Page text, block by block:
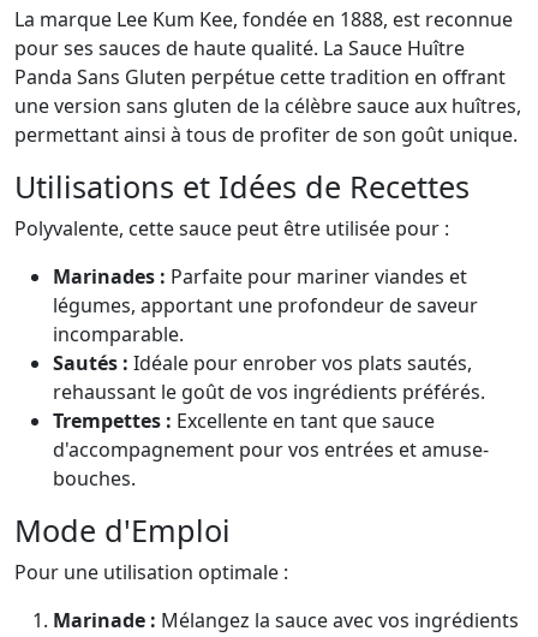
La marque Lee Kum Kee, fondée en 1888, est reconnue
pour ses sauces de haute qualité. La Sauce Huître
Panda Sans Gluten perpétue cette tradition en offrant
une version sans gluten de la célèbre sauce aux huîtres,
permettant ainsi à tous de profiter de son goût unique.
Utilisations et Idées de Recettes
Polyvalente, cette sauce peut être utilisée pour :
Marinades : Parfaite pour mariner viandes et
légumes, apportant une profondeur de saveur
incomparable.
Sautés : Idéale pour enrober vos plats sautés,
rehaussant le goût de vos ingrédients préférés.
Trempettes : Excellente en tant que sauce
d'accompagnement pour vos entrées et amuse-
bouches.
Mode d'Emploi
Pour une utilisation optimale :
Marinade : Mélangez la sauce avec vos ingrédients